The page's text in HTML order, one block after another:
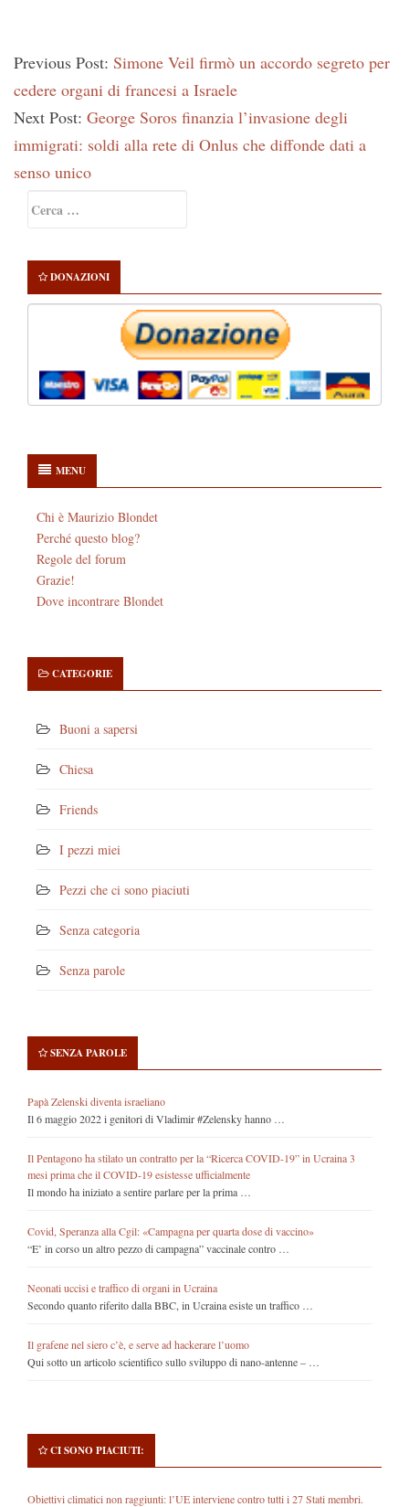
Previous Post: Simone Veil firmò un accordo segreto per
cedere organi di francesi a Israele
Next Post: George Soros finanzia l’invasione degli
immigrati: soldi alla rete di Onlus che diffonde dati a
senso unico
Sidebar
per:
DONAZIONI
MENU
Chi è Maurizio Blondet
Perché questo blog?
Regole del forum
Grazie!
Dove incontrare Blondet
CATEGORIE
Buoni a sapersi
Chiesa
Friends
I pezzi miei
Pezzi che ci sono piaciuti
Senza categoria
Senza parole
SENZA PAROLE
Papà Zelenski diventa israeliano
Il 6 maggio 2022 i genitori di Vladimir #Zelensky hanno …
Il Pentagono ha stilato un contratto per la “Ricerca COVID-19” in Ucraina 3
mesi prima che il COVID-19 esistesse ufficialmente
Il mondo ha iniziato a sentire parlare per la prima …
Covid, Speranza alla Cgil: «Campagna per quarta dose di vaccino»
“E’ in corso un altro pezzo di campagna” vaccinale contro …
Neonati uccisi e traffico di organi in Ucraina
Secondo quanto riferito dalla BBC, in Ucraina esiste un traffico …
Il grafene nel siero c’è, e serve ad hackerare l’uomo
Qui sotto un articolo scientifico sullo sviluppo di nano-antenne – …
CI SONO PIACIUTI:
Obiettivi climatici non raggiunti: l’UE interviene contro tutti i 27 Stati membri.